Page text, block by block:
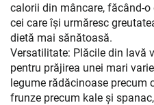
calorii din mâncare, făcând-
cei care își urmăresc
dietă mai sănătoasă.
Versatilitate: Plăcile din lavă
pentru prăjirea unei mari
legume rădăcinoase precum
frunze precum kale și